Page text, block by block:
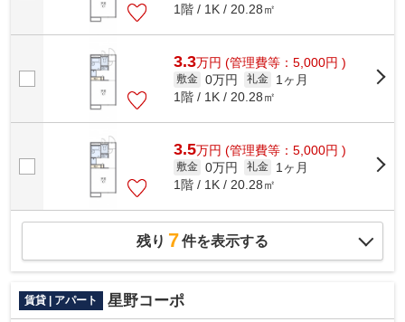
1階 / 1K / 20.28㎡
3.3万円 (管理費等：5,000円 )
敷金 0万円 礼金
1ヶ月
1階 / 1K / 20.28㎡
3.5万円 (管理費等：5,000円 )
敷金 0万円 礼金
1ヶ月
1階 / 1K / 20.28㎡
残り 7件を表示する
賃貸 | アパート 星野コーポ